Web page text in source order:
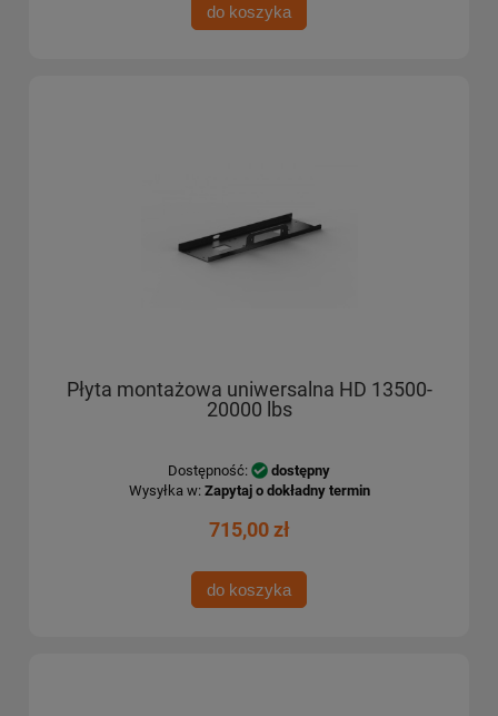
do koszyka
Płyta montażowa uniwersalna HD 13500-
20000 lbs
Dostępność:
dostępny
Wysyłka w: Zapytaj o dokładny termin
715,00 zł
do koszyka